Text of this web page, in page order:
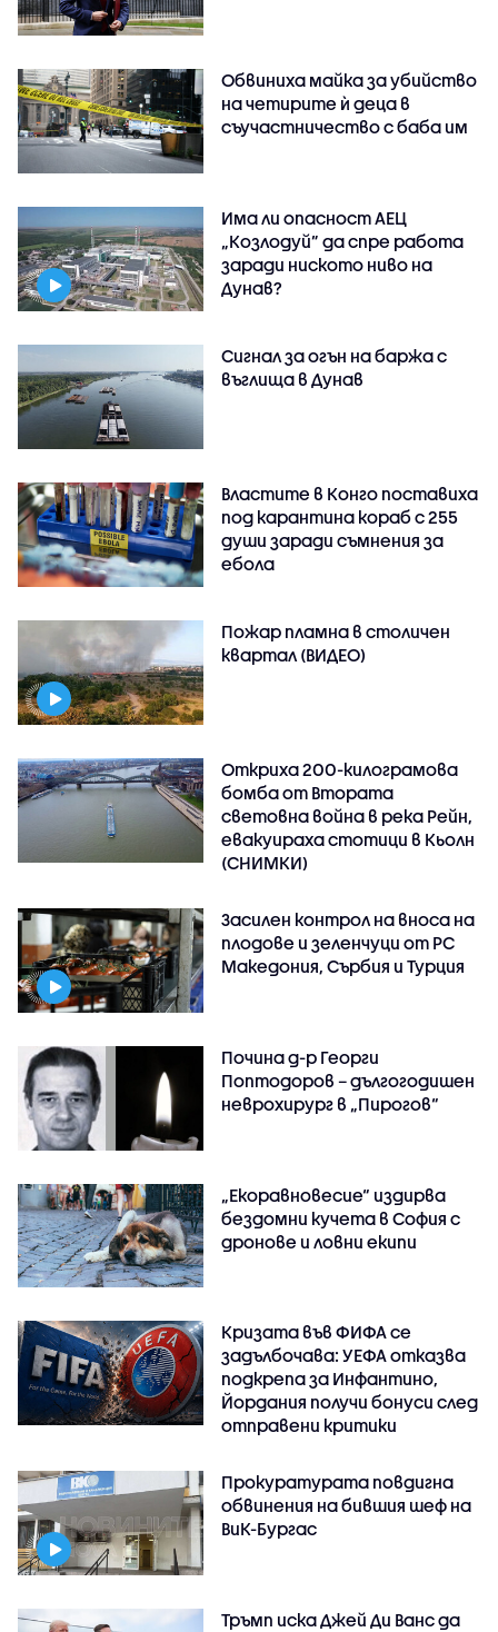
Обвиниха майка за убийство
на четирите ѝ деца в
съучастничество с баба им
Има ли опасност АЕЦ
„Козлодуй” да спре работа
заради ниското ниво на
Дунав?
Сигнал за огън на баржа с
въглища в Дунав
Властите в Конго поставиха
под карантина кораб с 255
души заради съмнения за
ебола
Пожар пламна в столичен
квартал (ВИДЕО)
Откриха 200-килограмова
бомба от Втората
световна война в река Рейн,
евакуираха стотици в Кьолн
(СНИМКИ)
Засилен контрол на вноса на
плодове и зеленчуци от РС
Македония, Сърбия и Турция
Почина д-р Георги
Поптодоров – дългогодишен
неврохирург в „Пирогов“
„Екоравновесие“ издирва
бездомни кучета в София с
дронове и ловни екипи
Кризата във ФИФА се
задълбочава: УЕФА отказва
подкрепа за Инфантино,
Йордания получи бонуси след
отправени критики
Прокуратурата повдигна
обвинения на бившия шеф на
ВиК-Бургас
Тръмп иска Джей Ди Ванс да